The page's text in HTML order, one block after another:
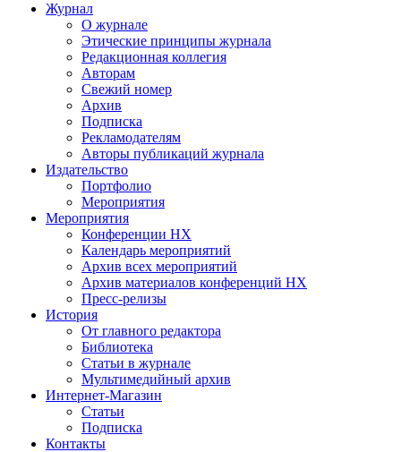
Журнал
О журнале
Этические принципы журнала
Редакционная коллегия
Авторам
Свежий номер
Архив
Подписка
Рекламодателям
Авторы публикаций журнала
Издательство
Портфолио
Мероприятия
Мероприятия
Конференции НХ
Календарь мероприятий
Архив всех мероприятий
Архив материалов конференций НХ
Пресс-релизы
История
От главного редактора
Библиотека
Статьи в журнале
Мультимедийный архив
Интернет-Магазин
Статьи
Подписка
Контакты